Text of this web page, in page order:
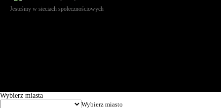
Jesteśmy w sieciach społecznościowych
Wybierz miasta